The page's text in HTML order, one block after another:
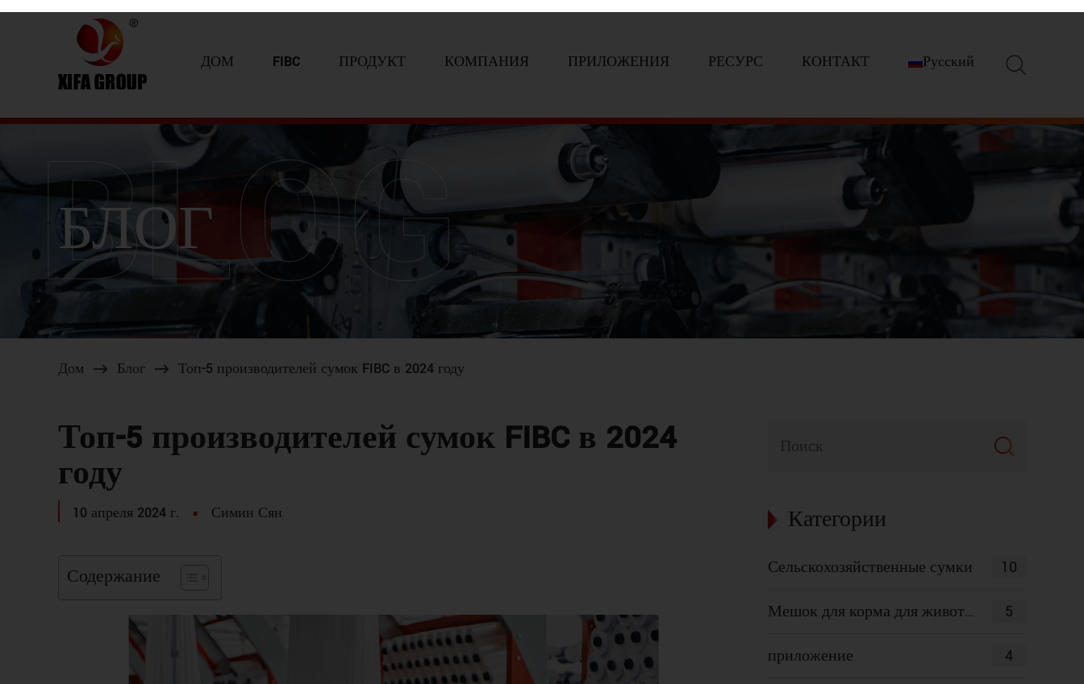
ДОМ FIBC ПРОДУКТ КОМПАНИЯ ПРИЛОЖЕНИЯ РЕСУРС КОНТАКТ Русский
БЛОГ
Дом Блог Топ-5 производителей сумок FIBC в 2024 году
Топ-5 производителей сумок FIBC в 2024
году
10 апреля 2024 г. Симин Сян
Содержание
Категории
Сельскохозяйственные сумки 10
Мешок для корма для животных 5
приложение 4